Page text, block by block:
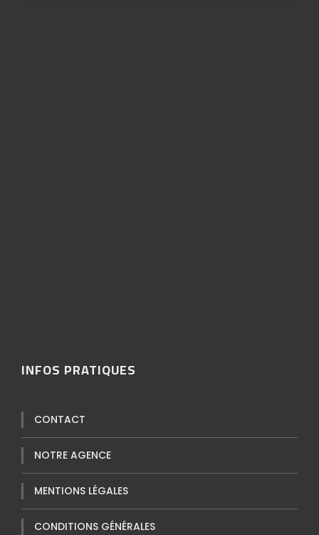
INFOS PRATIQUES
CONTACT
NOTRE AGENCE
MENTIONS LÉGALES
CONDITIONS GÉNÉRALES